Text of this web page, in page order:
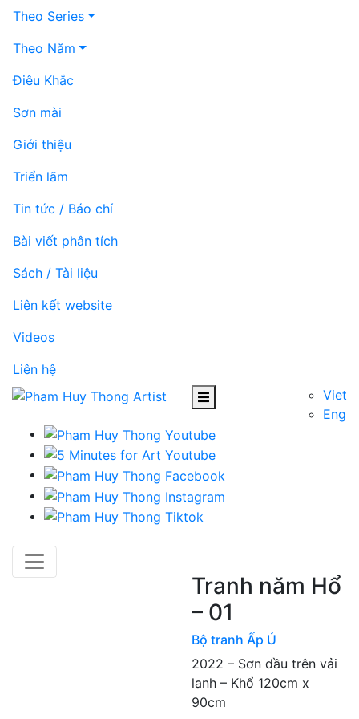
Theo Series
Theo Năm
Điêu Khắc
Sơn mài
Giới thiệu
Triển lãm
Tin tức / Báo chí
Bài viết phân tích
Sách / Tài liệu
Liên kết website
Videos
Liên hệ
Viet
Eng
Tranh năm Hổ
– 01
Bộ tranh Ấp Ủ
2022 – Sơn dầu trên vải
lanh – Khổ 120cm x
90cm